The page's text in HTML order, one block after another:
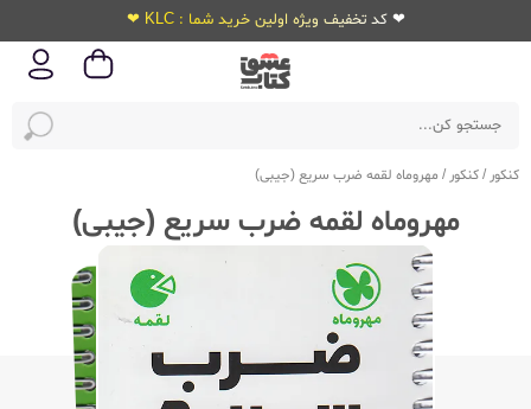
❤ کد تخفیف ویژه اولین خرید شما : KLC ❤
کنکور /کنکور / مهروماه لقمه ضرب سریع (جیبی)
مهروماه لقمه ضرب سریع (جیبی)